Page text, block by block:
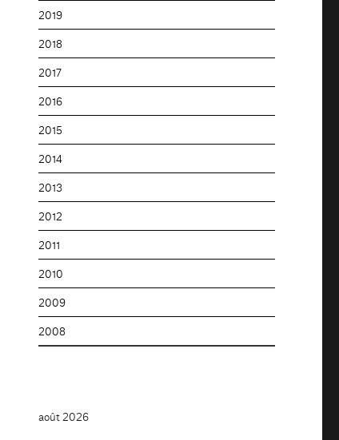
2019
2018
2017
2016
2015
2014
2013
2012
2011
2010
2009
2008
août 2026